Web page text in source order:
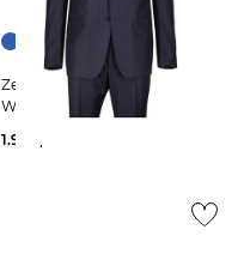
Zegna | Herren Anzug aus
Wolle mit Stretch
1.990,00 €